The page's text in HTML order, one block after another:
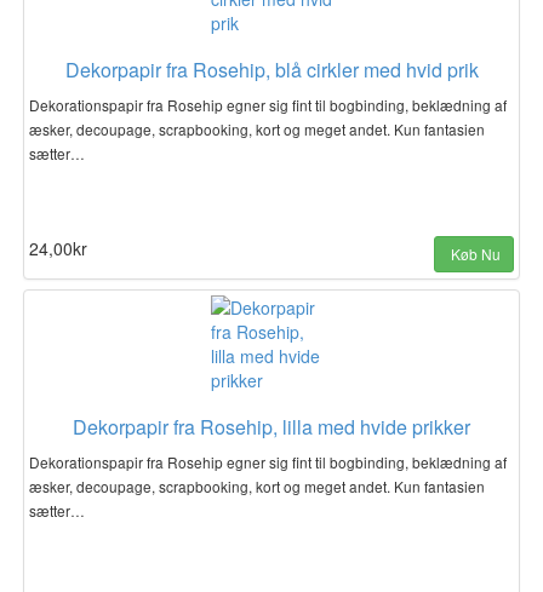
Dekorpapir fra Rosehip, blå cirkler med hvid prik
Dekorationspapir fra Rosehip egner sig fint til bogbinding, beklædning af
æsker, decoupage, scrapbooking, kort og meget andet. Kun fantasien
sætter…
24,00kr Køb Nu
Dekorpapir fra Rosehip, lilla med hvide prikker
Dekorationspapir fra Rosehip egner sig fint til bogbinding, beklædning af
æsker, decoupage, scrapbooking, kort og meget andet. Kun fantasien
sætter…